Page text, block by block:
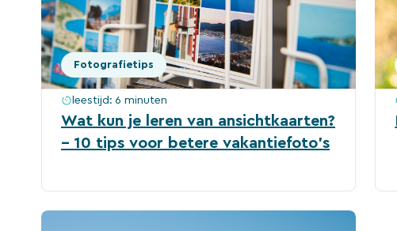
Fotografietips
leestijd: 6 minuten
Wat kun je leren van ansichtkaarten?
– 10 tips voor betere vakantiefoto’s